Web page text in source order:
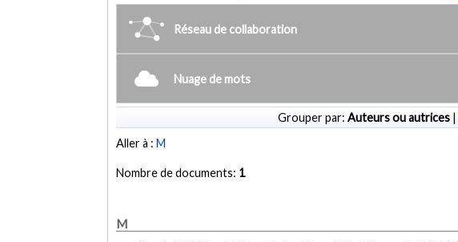
Réseau de collaboration
Nuage de mots
Grouper par: Auteurs ou autrices |
Aller à :M
Nombre de documents: 1
M